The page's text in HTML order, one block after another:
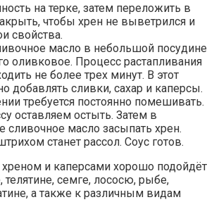
на терке, затем переложить в
чтобы хрен не выветрился и
свойства.
масло в небольшой посудине
оливковое. Процесс растапливания
не более трех минут. В этот
добавлять сливки, сахар и каперсы.
требуется постоянно помешивать.
оставляем остыть. Затем в
сливочное масло засыпать хрен.
станет рассол. Соус готов.
и каперсами хорошо подойдёт
семге, лососю, рыбе,
а также к различным видам